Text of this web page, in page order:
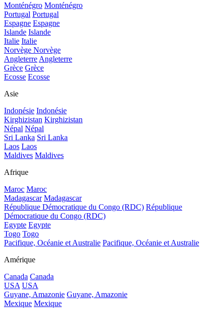
Monténégro Monténégro
Portugal Portugal
Espagne Espagne
Islande Islande
Italie Italie
Norvège Norvège
Angleterre Angleterre
Grèce Grèce
Ecosse Ecosse
Asie
Indonésie Indonésie
Kirghizistan Kirghizistan
Népal Népal
Sri Lanka Sri Lanka
Laos Laos
Maldives Maldives
Afrique
Maroc Maroc
Madagascar Madagascar
République Démocratique du Congo (RDC) République
Démocratique du Congo (RDC)
Egypte Egypte
Togo Togo
Pacifique, Océanie et Australie Pacifique, Océanie et Australie
Amérique
Canada Canada
USA USA
Guyane, Amazonie Guyane, Amazonie
Mexique Mexique